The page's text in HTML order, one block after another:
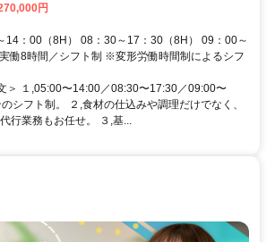
円
14：00（8H） 08：30～17：30（8H） 09：00～
働8時間／シフト制 ※変形労働時間制によるシフ
＞ １,05:00〜14:00／08:30〜17:30／09:00〜
シフト制。 ２,食材の仕込みや調理だけでなく、
行業務もお任せ。 ３,基...